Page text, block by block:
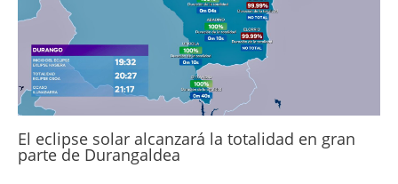
El eclipse solar alcanzará la totalidad en gran
parte de Durangaldea